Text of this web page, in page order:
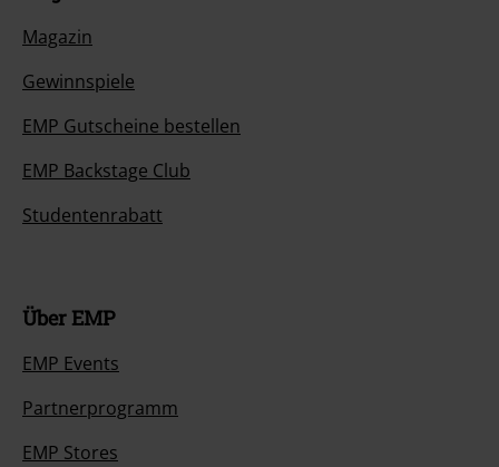
Magazin
Gewinnspiele
EMP Gutscheine bestellen
EMP Backstage Club
Studentenrabatt
Über EMP
EMP Events
Partnerprogramm
EMP Stores